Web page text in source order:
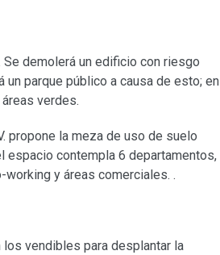
demolerá un edificio con riesgo
parque público a causa de esto; en
verdes.
propone la meza de uso de suelo
espacio contempla 6 departamentos,
y áreas comerciales. .
vendibles para desplantar la